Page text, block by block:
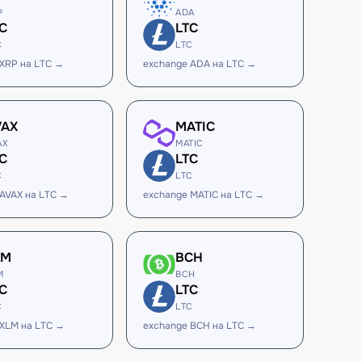
на LTC →
ADA
LTC
LTC
exchange ADA на LTC →
на LTC →
MATIC
MATIC
LTC
LTC
exchange MATIC на LTC →
на LTC →
BCH
BCH
LTC
LTC
exchange BCH на LTC →